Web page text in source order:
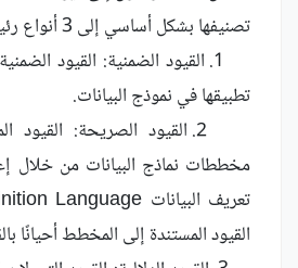
تصنيفها بشكل أساسي إلى 3 أنواع رئيسية-
1. القيود الضمنية: القيود
تطبيقها في نموذج البيانات.
2. القيود الصريحة:
القيود المستندة إلى المخطط أحيانًا